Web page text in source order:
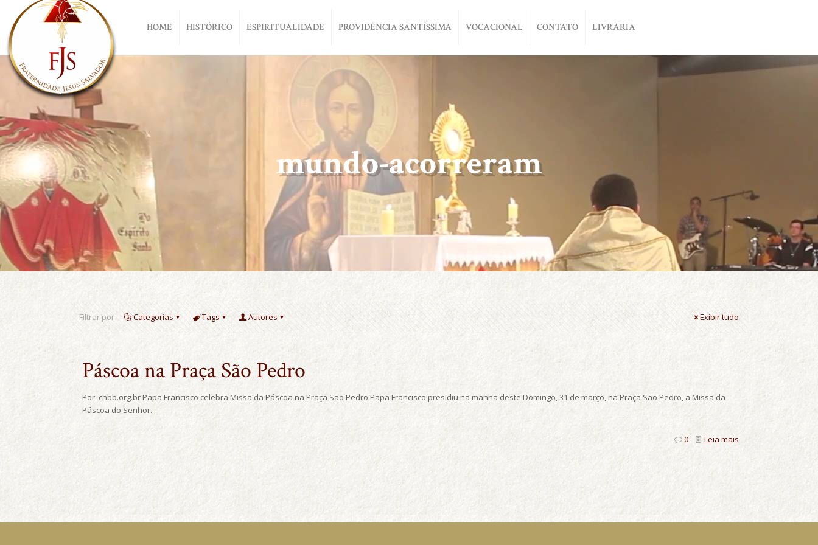
HOME HISTÓRICO ESPIRITUALIDADE PROVIDÊNCIA SANTÍSSIMA VOCACIONAL CONTATO LIVRARIA
mundo-acorreram
Filtrar por Categorias Tags Autores Exibir tudo
Páscoa na Praça São Pedro
Por: cnbb.org.br Papa Francisco celebra Missa da Páscoa na Praça São Pedro Papa Francisco presidiu na manhã deste Domingo, 31 de março, na Praça São Pedro, a Missa da
Páscoa do Senhor.
0 Leia mais